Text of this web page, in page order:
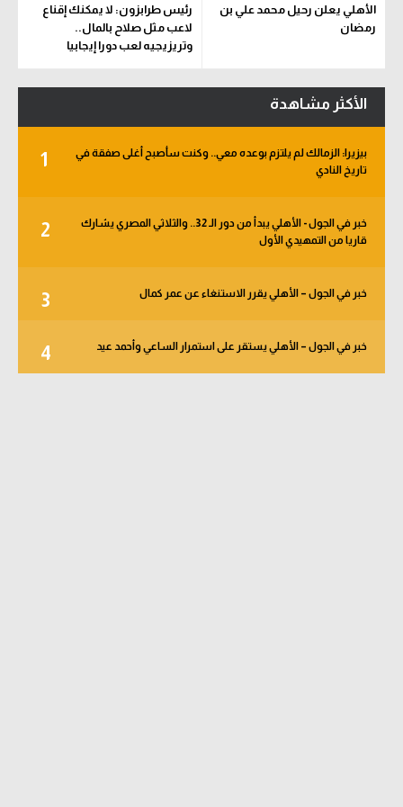
الأهلي يعلن رحيل محمد علي بن
رمضان
رئيس طرابزون: لا يمكنك إقناع
لاعب مثل صلاح بالمال..
وتريزيجيه لعب دورا إيجابيا
الأكثر مشاهدة
1
بيزيرا: الزمالك لم يلتزم بوعده معي.. وكنت سأصبح أغلى صفقة في
تاريخ النادي
2
خبر في الجول - الأهلي يبدأ من دور الـ 32.. والثلاثي المصري يشارك
قاريا من التمهيدي الأول
3 خبر في الجول – الأهلي يقرر الاستنغاء عن عمر كمال
4 خبر في الجول – الأهلي يستقر على استمرار الساعي وأحمد عيد